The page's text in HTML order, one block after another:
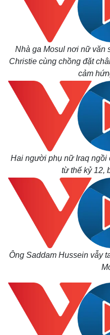
Thế giới
Quan sát
Cuộc sống đó đây
Hồ sơ
Nhà ga Mosul nơi nữ văn
Christie cùng chồng đặt
cảm
Hai người phụ nữ Iraq
từ thế kỷ 12,
Ông Saddam Hussein vẫy